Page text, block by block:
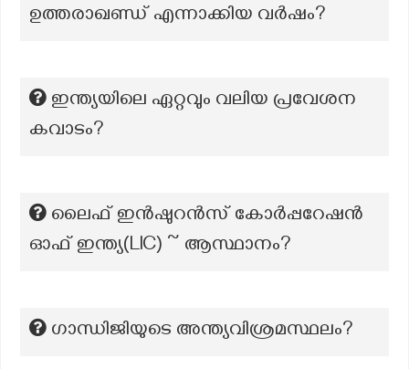
ഉത്തരാഖണ്ഡ് എന്നാക്കിയ വർഷം?
ഇന്ത്യയിലെ ഏറ്റവും വലിയ പ്രവേശന
കവാടം?
ലൈഫ് ഇൻഷുറൻസ് കോർപ്പറേഷൻ
ഓഫ് ഇന്ത്യ(LIC) ~ ആസ്ഥാനം?
ഗാന്ധിജിയുടെ അന്ത്യവിശ്രമസ്ഥലം?